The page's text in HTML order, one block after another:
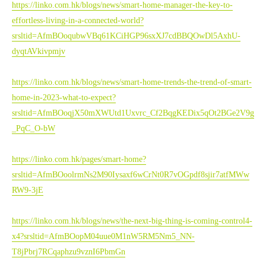
https://linko.com.hk/blogs/news/smart-home-manager-the-key-to-
effortless-living-in-a-connected-world?
srsltid=AfmBOoqubwVBq61KCiHGP96sxXJ7cdBBQOwDl5AxhU-
dyqtAVkivpmjv
https://linko.com.hk/blogs/news/smart-home-trends-the-trend-of-smart-
home-in-2023-what-to-expect?
srsltid=AfmBOoqjX50mXWUtd1Uxvrc_Cf2BqgKEDix5qOt2BGe2V9g
_PqC_O-bW
https://linko.com.hk/pages/smart-home?
srsltid=AfmBOoolrmNs2M90Iysaxf6wCrNt0R7vOGpdf8sjir7atfMWw
RW9-3jE
https://linko.com.hk/blogs/news/the-next-big-thing-is-coming-control4-
x4?srsltid=AfmBOopM04uue0M1nW5RM5Nm5_NN-
T8jPbrj7RCqaphzu9vznI6PbmGn